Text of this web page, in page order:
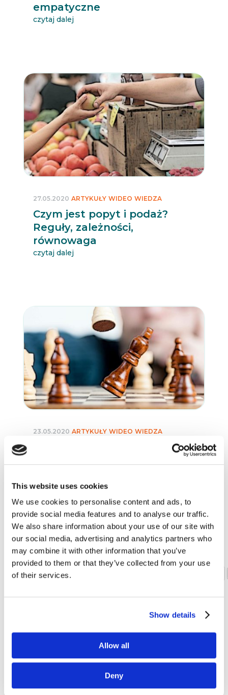
This website uses cookies
We use cookies to personalise content and ads, to
provide social media features and to analyse our traffic.
We also share information about your use of our site with
our social media, advertising and analytics partners who
may combine it with other information that you’ve
provided to them or that they’ve collected from your use
of their services.
Show details
Allow all
Deny
empatyczne
czytaj dalej
Czym jest popyt i podaż?
Reguły, zależności,
równowaga
27.05.2020 ARTYKUŁY WIDEO WIEDZA
czytaj dalej
zróżnicowanie i koncentracja
23.05.2020 ARTYKUŁY WIDEO WIEDZA
czytaj dalej
Strona 10 z 21
«
Pierwsza
Wszystkie wpisy